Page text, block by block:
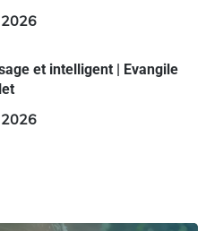
et intelligent | Evangile